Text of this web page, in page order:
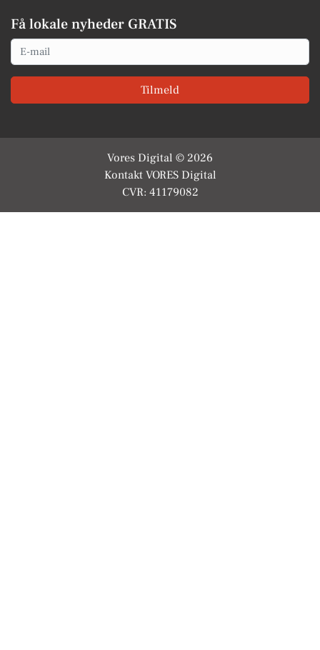
Få lokale nyheder GRATIS
Email
Tilmeld
Vores Digital © 2026
Kontakt VORES Digital
CVR: 41179082